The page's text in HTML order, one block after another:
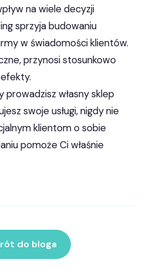
na wiele decyzji
sprzyja budowaniu
w świadomości klientów.
przynosi stosunkowo
własny sklep
swoje usługi, nigdy nie
klientom o sobie
pomoże Ci właśnie
do bloga